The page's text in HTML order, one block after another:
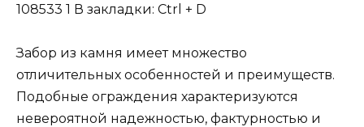
108533 1 В закладки: Ctrl + D
Забор из камня имеет множество
отличительных особенностей и преимуществ.
Подобные ограждения характеризуются
невероятной надежностью, фактурностью и